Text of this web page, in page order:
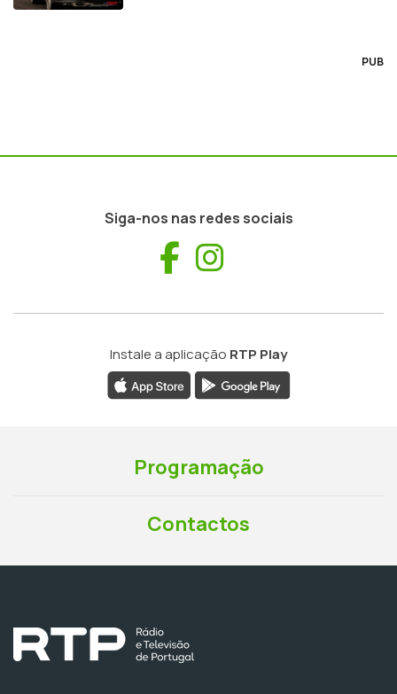
PUB
Siga-nos nas redes sociais
Facebook
Instale a aplicação RTP Play
Programação
Contactos